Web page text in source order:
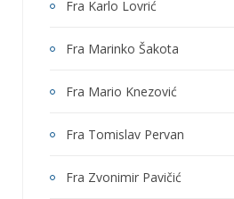
Fra Karlo Lovrić
Fra Marinko Šakota
Fra Mario Knezović
Fra Tomislav Pervan
Fra Zvonimir Pavičić